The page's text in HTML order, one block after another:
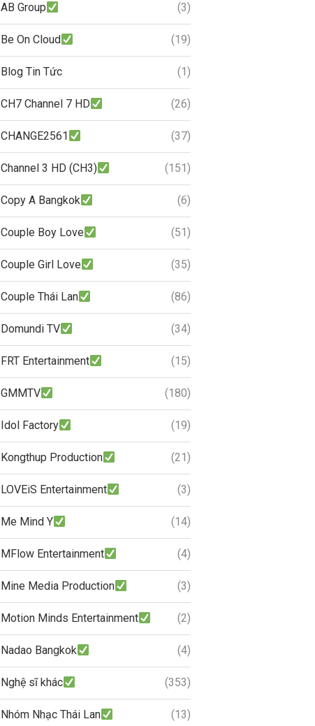
AB Group (3)
Be On Cloud (19)
Blog Tin Tức (1)
CH7 Channel 7 HD (26)
CHANGE2561 (37)
Channel 3 HD (CH3) (151)
Copy A Bangkok (6)
Couple Boy Love (51)
Couple Girl Love (35)
Couple Thái Lan (86)
Domundi TV (34)
FRT Entertainment (15)
GMMTV (180)
Idol Factory (19)
Kongthup Production (21)
LOVEiS Entertainment (3)
Me Mind Y (14)
MFlow Entertainment (4)
Mine Media Production (3)
Motion Minds Entertainment (2)
Nadao Bangkok (4)
Nghệ sĩ khác (353)
Nhóm Nhạc Thái Lan (13)